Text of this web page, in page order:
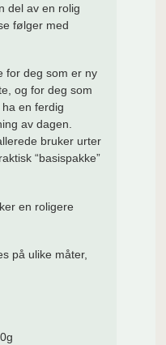
del av en rolig
følger med
for deg som er ny
og for deg som
en ferdig
av dagen.
bruker urter
“basispakke”
en roligere
på ulike måter,